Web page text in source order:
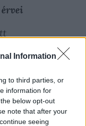
Information
to third parties, or
information for
below opt-out
note that after your
seeing
minta
márka,